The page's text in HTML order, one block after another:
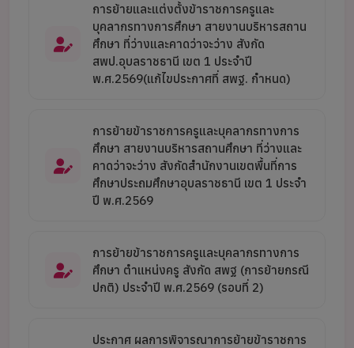
การย้ายและแต่งตั้งข้าราชการครูและ
บุคลากรทางการศึกษา สายงานบริหารสถาน
ศึกษา ที่ว่างและคาดว่าจะว่าง สังกัด
สพป.อุบลราชธานี เขต 1 ประจำปี
พ.ศ.2569(แก้ไขประกาศที่ สพฐ. กำหนด)
การย้ายข้าราชการครูและบุคลากรทางการ
ศึกษา สายงานบริหารสถานศึกษา ที่ว่างและ
คาดว่าจะว่าง สังกัดสำนักงานเขตพื้นที่การ
ศึกษาประถมศึกษาอุบลราชธานี เขต 1 ประจำ
ปี พ.ศ.2569
การย้ายข้าราชการครูและบุคลากรทางการ
ศึกษา ตำแหน่งครู สังกัด สพฐ (การย้ายกรณี
ปกติ) ประจำปี พ.ศ.2569 (รอบที่ 2)
ประกาศ ผลการพิจารณาการย้ายข้าราชการ